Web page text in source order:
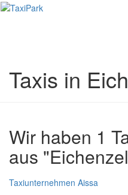
Taxis in
Wir haben 1
aus
Taxiunternehmen Aissa